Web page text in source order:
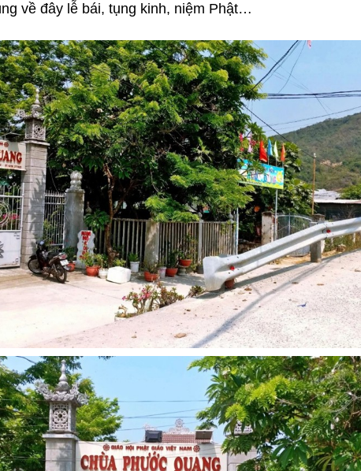
về đây lễ bái, tụng kinh, niệm Phật…